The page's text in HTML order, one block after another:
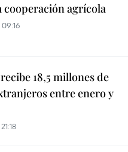
cooperación agrícola
18,5 millones de
entre enero y